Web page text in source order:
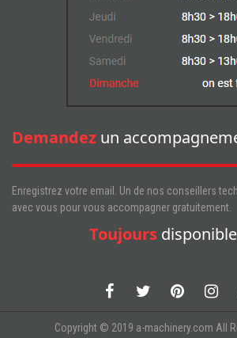
Demandez un
Enregistrez votre email. Un de nos conseillers
avec vous pour vous accompagner gratuitement.
Toujours
Copyright © 2019 a-machinery.com All